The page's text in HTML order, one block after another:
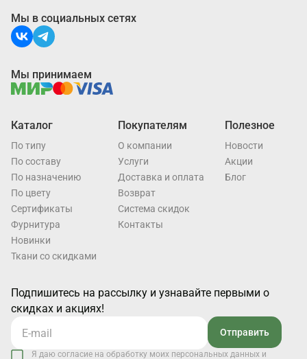
Каталог
По типу
По составу
По назначению
По цвету
Cертификаты
Фурнитура
Новинки
Ткани со скидками
Покупателям
О компании
Услуги
Доставка и оплата
Возврат
Система скидок
Контакты
Полезное
Новости
Акции
Блог
Подпишитесь на рассылку и узнавайте первыми о
скидках и акциях!
Отправить
Я даю согласие на обработку моих персональных данных и
Мы в социальных сетях
Мы принимаем